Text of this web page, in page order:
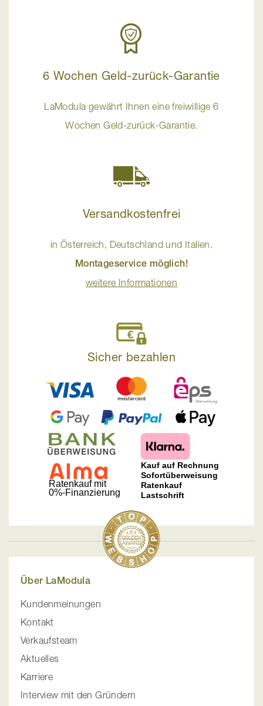
6 Wochen Geld-zurück-Garantie
LaModula gewährt Ihnen eine freiwillige 6
Wochen Geld-zurück-Garantie.
Versandkostenfrei
in Österreich, Deutschland und Italien.
Montageservice möglich!
weitere Informationen
Sicher bezahlen
Über LaModula
Kundenmeinungen
Kontakt
Verkaufsteam
Aktuelles
Karriere
Interview mit den Gründern